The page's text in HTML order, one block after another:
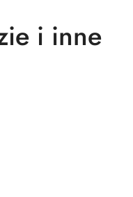
i inne